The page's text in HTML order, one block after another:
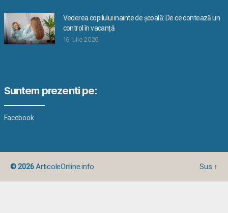
Vederea copilului inainte de școală: De ce contează un
control în vacanță
16 iulie 2026
Suntem prezenti pe:
Facebook
© 2026ArticoleOnline.info Sus ↑